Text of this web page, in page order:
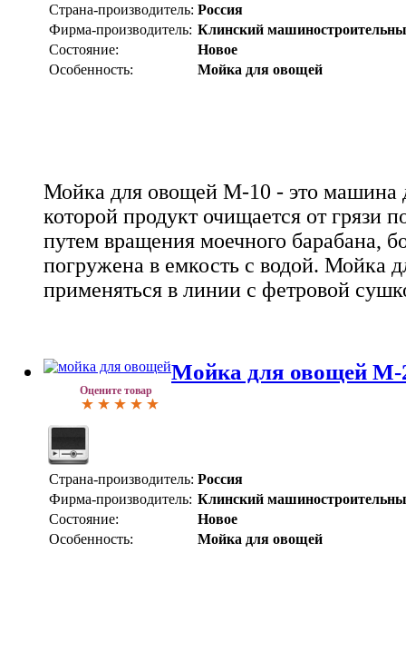
Страна-производитель: Россия
Фирма-производитель: Клинский
Состояние:
Новое
Особенность:
Мойка для овощей
Мойка для овощей М-10 - это машина
которой продукт очищается от грязи
путем вращения моечного барабана,
погружена в емкость с водой. Мойка
применяться в линии с фетровой
Оцените товар
Мойка для овощей М-
Страна-производитель: Россия
Фирма-производитель: Клинский
Состояние:
Новое
Особенность:
Мойка для овощей